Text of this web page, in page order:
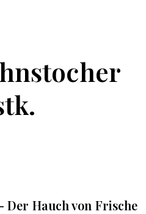
Der Hauch von Frische